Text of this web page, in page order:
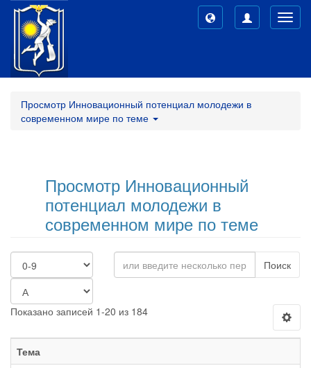
Просмотр Инновационный потенциал молодежи в
современном мире по теме
Просмотр Инновационный
потенциал молодежи в
современном мире по теме
Поиск
Показано записей 1-20 из 184
Тема